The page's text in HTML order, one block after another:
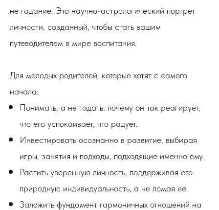
не гадание. Это научно-астрологический портрет
личности, созданный, чтобы стать вашим
путеводителем в мире воспитания.
Для молодых родителей, которые хотят с самого
начала:
Понимать, а не гадать: почему он так реагирует,
что его успокаивает, что радует.
Инвестировать осознанно в развитие, выбирая
игры, занятия и подходы, подходящие именно ему.
Растить уверенную личность, поддерживая его
природную индивидуальность, а не ломая её.
Заложить фундамент гармоничных отношений на